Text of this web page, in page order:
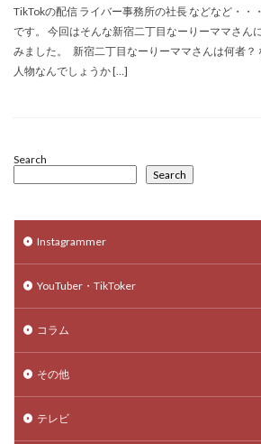
TikTokの配信 ライバー事務所の社長 などなど・・
です。 今回はそんな新宿二丁目なーりーママさん
みました。 新宿二丁目なーりーママさんは何者？
人物なんでしょうか […]
Search
Search
Instagrammer
YouTuber・TikToker
コラム
その他
テレビ